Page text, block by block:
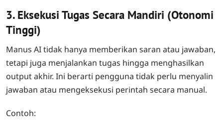
3. Eksekusi Tugas Secara Mandiri (Otonomi
Tinggi)
Manus AI tidak hanya memberikan saran atau jawaban,
tetapi juga menjalankan tugas hingga menghasilkan
output akhir. Ini berarti pengguna tidak perlu menyalin
jawaban atau mengeksekusi perintah secara manual.
Contoh: